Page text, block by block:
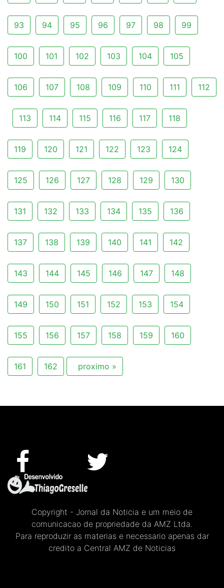
93 94 95 96 97 98 99
100 101 102 103 104 105
106 107 108 109 110 111 112
113 114 115 116 117 118
119 120 121 122 123 124
125 126 127 128 129 130
131 132 133 134 135 136
137 138 139 140 141 142
143 144 145 146 147 148
149 150 151 152 153 154
155 156 157 158 159 160
161 162 proximo »
Copyright - Jornal da Noticia e um meio de
comunicacao de propriedade da AMZ Ltda.
Para reproduzir as materias e necessario apenas dar
credito a Central AMZ de Noticias